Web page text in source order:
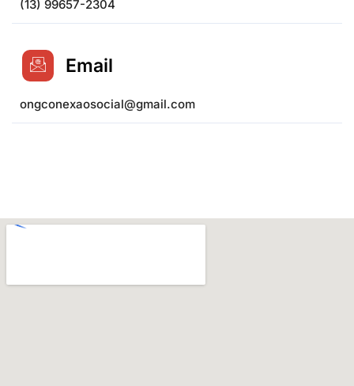
(13) 99657-2304
Email
ongconexaosocial@gmail.com